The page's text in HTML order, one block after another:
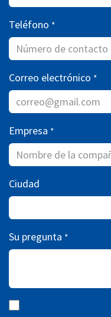
Teléfono *
Correo electrónico *
Empresa *
Ciudad
Su pregunta *